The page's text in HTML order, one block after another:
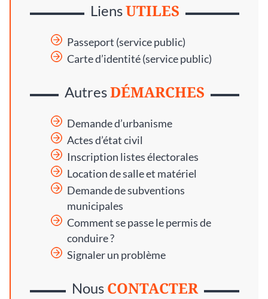
LiensUTILES
Passeport (service public)
Carte d’identité (service public)
AutresDÉMARCHES
Demande d’urbanisme
Actes d’état civil
Inscription listes électorales
Location de salle et matériel
Demande de subventions
municipales
Comment se passe le permis de
conduire ?
Signaler un problème
Nous CONTACTER